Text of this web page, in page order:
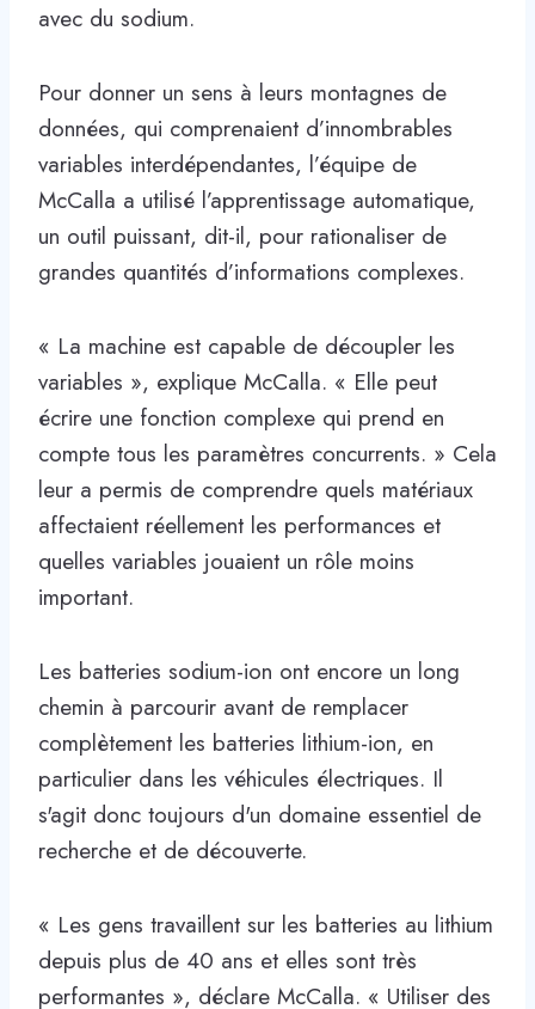
avec du sodium.
Pour donner un sens à leurs montagnes de
données, qui comprenaient d’innombrables
variables interdépendantes, l’équipe de
McCalla a utilisé l’apprentissage automatique,
un outil puissant, dit-il, pour rationaliser de
grandes quantités d’informations complexes.
« La machine est capable de découpler les
variables », explique McCalla. « Elle peut
écrire une fonction complexe qui prend en
compte tous les paramètres concurrents. » Cela
leur a permis de comprendre quels matériaux
affectaient réellement les performances et
quelles variables jouaient un rôle moins
important.
Les batteries sodium-ion ont encore un long
chemin à parcourir avant de remplacer
complètement les batteries lithium-ion, en
particulier dans les véhicules électriques. Il
s'agit donc toujours d'un domaine essentiel de
recherche et de découverte.
« Les gens travaillent sur les batteries au lithium
depuis plus de 40 ans et elles sont très
performantes », déclare McCalla. « Utiliser des